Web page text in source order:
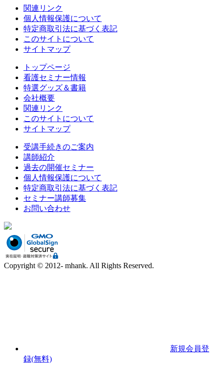
関連リンク
個人情報保護について
特定商取引法に基づく表記
このサイトについて
サイトマップ
トップページ
看護セミナー情報
特選グッズ＆書籍
会社概要
関連リンク
このサイトについて
サイトマップ
受講手続きのご案内
講師紹介
過去の開催セミナー
個人情報保護について
特定商取引法に基づく表記
セミナー講師募集
お問い合わせ
Copyright © 2012- mhank. All Rights Reserved.
新規会員登
録(無料)